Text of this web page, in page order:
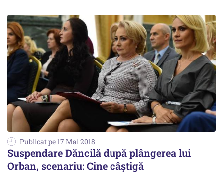
Publicat pe 17 Mai 2018
Suspendare Dăncilă după plângerea lui
Orban, scenariu: Cine câştigă